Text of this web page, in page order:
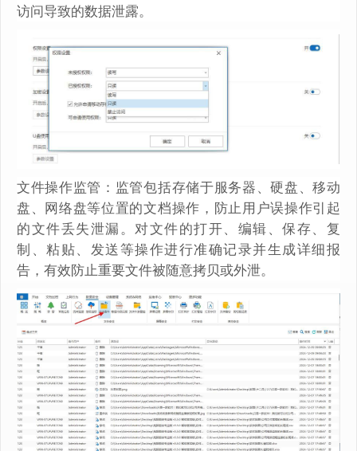
访问导致的数据泄露。
文件操作监管：监管包括存储于服务器、硬盘、移动
盘、网络盘等位置的文档操作，防止用户误操作引起
的文件丢失泄漏。对文件的打开、编辑、保存、复
制、粘贴、发送等操作进行准确记录并生成详细报
告，有效防止重要文件被随意拷贝或外泄。